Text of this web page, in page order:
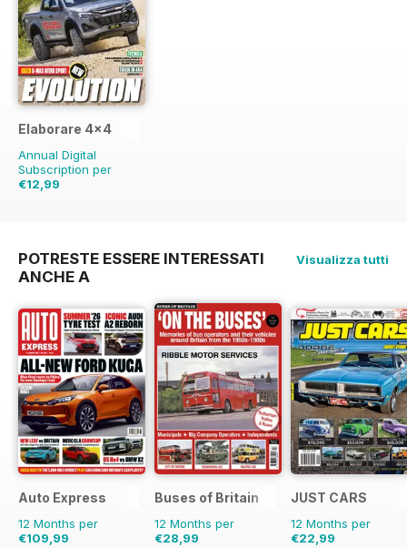
Elaborare 4x4
Annual Digital
Subscription per
€12,99
POTRESTE ESSERE INTERESSATI
ANCHE A
Visualizza tutti
Auto Express
12 Months per
€109,99
Buses of Britain
12 Months per
€28,99
JUST CARS
12 Months per
€22,99